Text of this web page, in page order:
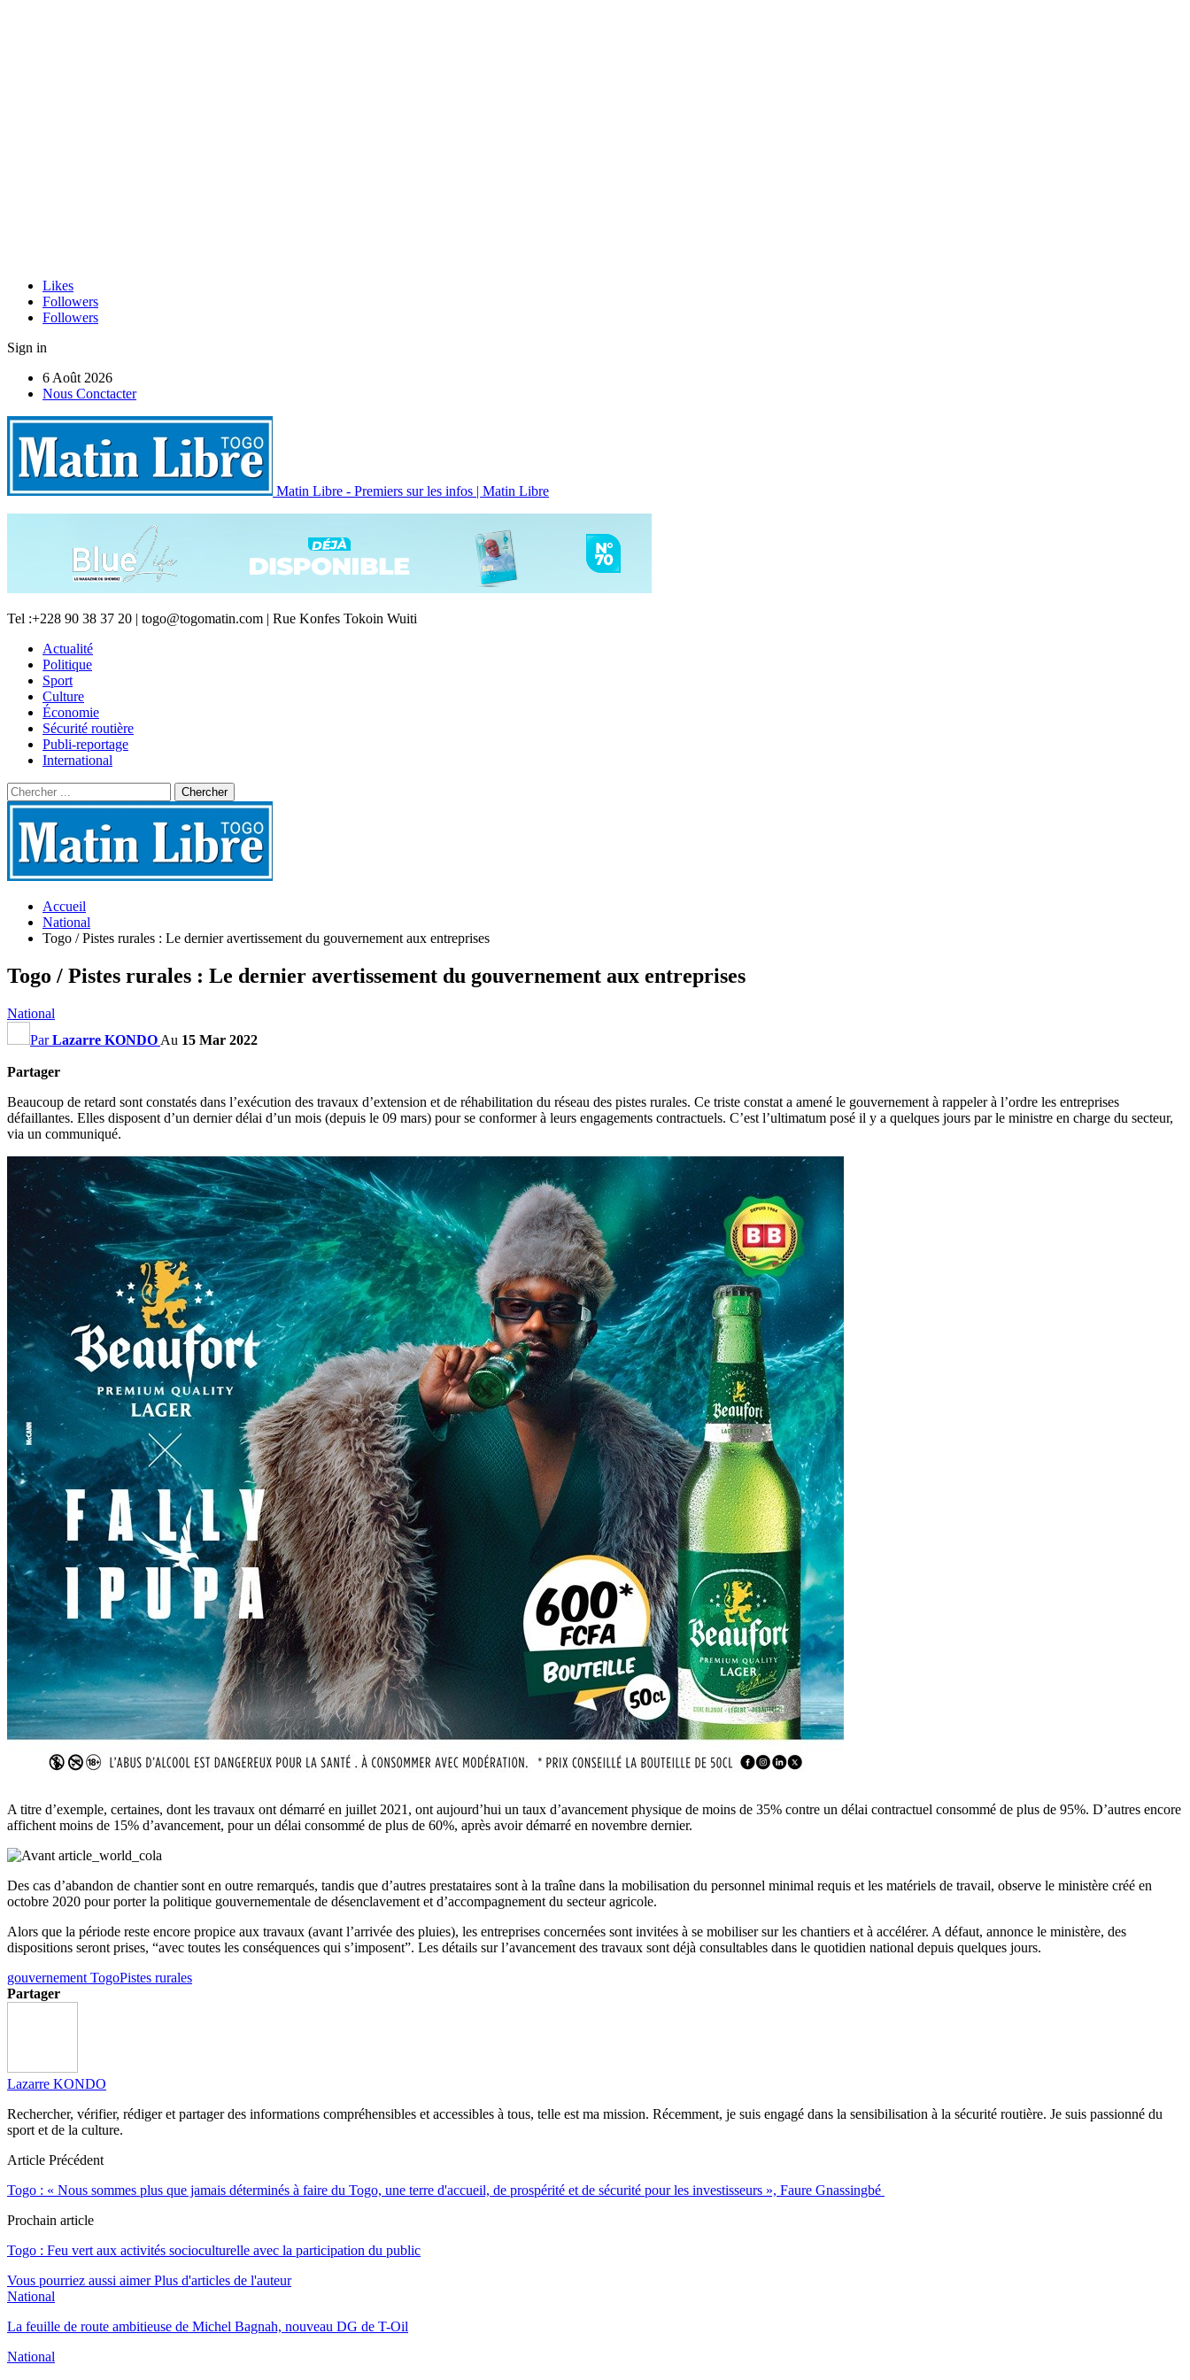
Likes
Followers
Followers
Sign in
6 Août 2026
Nous Conctacter
Matin Libre - Premiers sur les infos | Matin Libre
Tel :+228 90 38 37 20 | togo@togomatin.com | Rue Konfes Tokoin Wuiti
Actualité
Politique
Sport
Culture
Économie
Sécurité routière
Publi-reportage
International
Accueil
National
Togo / Pistes rurales : Le dernier avertissement du gouvernement aux entreprises
Togo / Pistes rurales : Le dernier avertissement du gouvernement aux entreprises
National
ParLazarre KONDO Au 15 Mar 2022
Partager
Beaucoup de retard sont constatés dans l’exécution des travaux d’extension et de réhabilitation du réseau des pistes rurales. Ce triste constat a amené le gouvernement à rappeler à l’ordre les entreprises
défaillantes. Elles disposent d’un dernier délai d’un mois (depuis le 09 mars) pour se conformer à leurs engagements contractuels. C’est l’ultimatum posé il y a quelques jours par le ministre en charge du secteur,
via un communiqué.
A titre d’exemple, certaines, dont les travaux ont démarré en juillet 2021, ont aujourd’hui un taux d’avancement physique de moins de 35% contre un délai contractuel consommé de plus de 95%. D’autres encore
affichent moins de 15% d’avancement, pour un délai consommé de plus de 60%, après avoir démarré en novembre dernier.
Des cas d’abandon de chantier sont en outre remarqués, tandis que d’autres prestataires sont à la traîne dans la mobilisation du personnel minimal requis et les matériels de travail, observe le ministère créé en
octobre 2020 pour porter la politique gouvernementale de désenclavement et d’accompagnement du secteur agricole.
Alors que la période reste encore propice aux travaux (avant l’arrivée des pluies), les entreprises concernées sont invitées à se mobiliser sur les chantiers et à accélérer. A défaut, annonce le ministère, des
dispositions seront prises, “avec toutes les conséquences qui s’imposent”. Les détails sur l’avancement des travaux sont déjà consultables dans le quotidien national depuis quelques jours.
gouvernement TogoPistes rurales
Partager
Lazarre KONDO
Rechercher, vérifier, rédiger et partager des informations compréhensibles et accessibles à tous, telle est ma mission. Récemment, je suis engagé dans la sensibilisation à la sécurité routière. Je suis passionné du
sport et de la culture.
Article Précédent
Togo : « Nous sommes plus que jamais déterminés à faire du Togo, une terre d'accueil, de prospérité et de sécurité pour les investisseurs », Faure Gnassingbé
Prochain article
Togo : Feu vert aux activités socioculturelle avec la participation du public
Vous pourriez aussi aimer Plus d'articles de l'auteur
National
La feuille de route ambitieuse de Michel Bagnah, nouveau DG de T-Oil
National